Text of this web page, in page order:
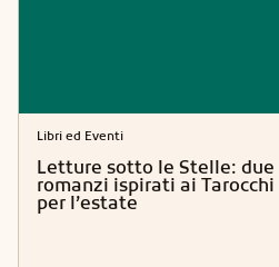
Libri ed Eventi
Letture sotto le Stelle: due
romanzi ispirati ai Tarocchi
per l’estate